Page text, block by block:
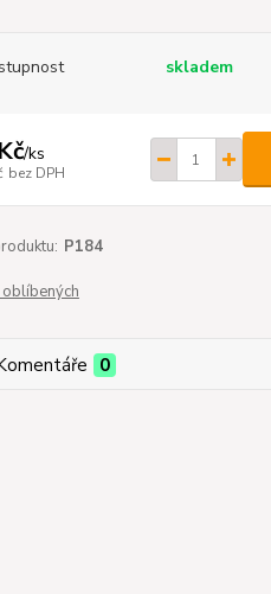
skladem
/ks
bez DPH
P184
0